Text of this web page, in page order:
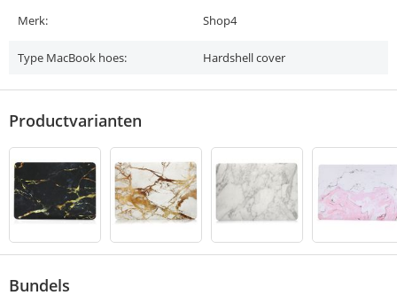
Merk: Shop4
Type MacBook hoes: Hardshell cover
Productvarianten
Bundels